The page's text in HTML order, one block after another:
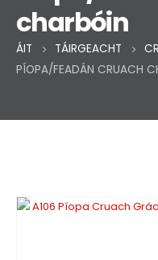
charbóin
ÁIT TÁIRGEACHT
PÍOPA/FEADÁN CRUACH